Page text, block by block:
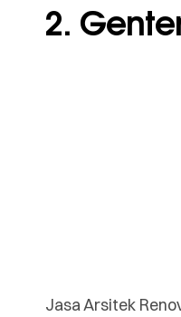
2.
Jasa Arsitek